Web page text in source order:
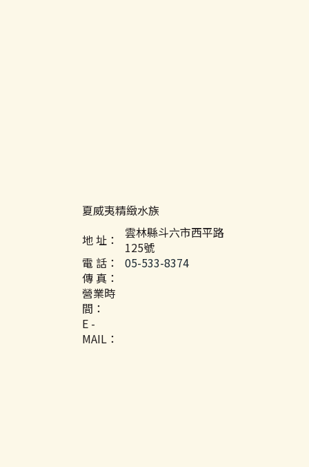
夏威夷精緻水族
地 址：
雲林縣斗六市西平路
125號
電 話：
05-533-8374
傳 真：
營業時
間：
E -
MAIL：